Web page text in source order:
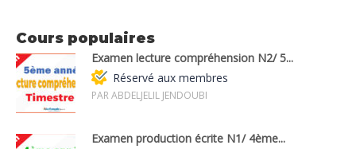
Cours populaires
Examen lecture compréhension N2/ 5...
Réservé aux membres
PAR ABDELJELIL JENDOUBI
Examen production écrite N1/ 4ème...